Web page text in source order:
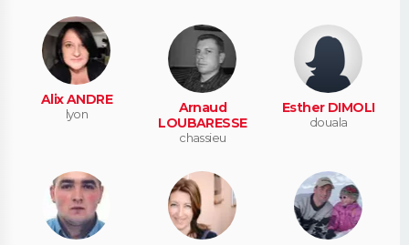
Alix ANDRE
lyon
Arnaud
LOUBARESSE
chassieu
Esther DIMOLI
douala